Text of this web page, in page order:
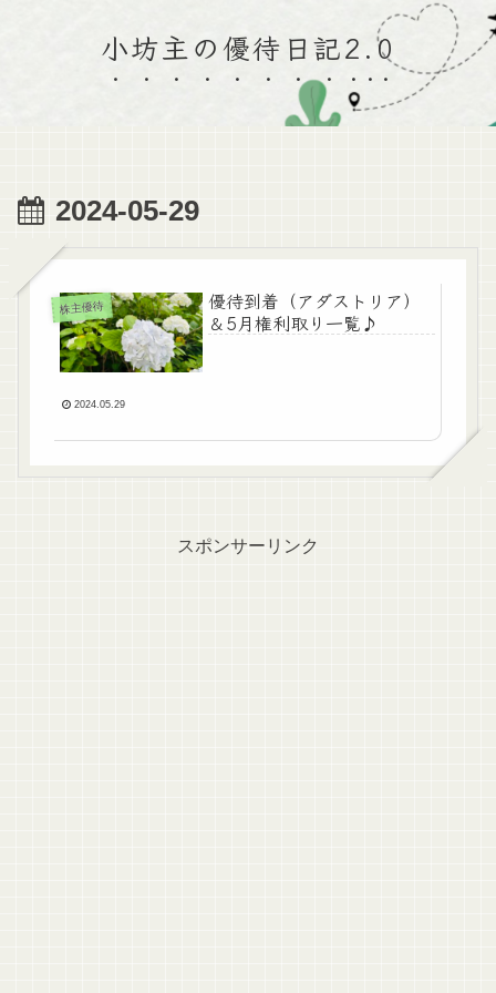
小坊主の優待日記2.0
2024-05-29
株主優待
優待到着（アダストリア）
＆5月権利取り一覧♪
2024.05.29
スポンサーリンク